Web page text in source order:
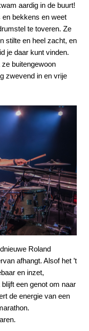
aardig in de buurt!
bekkens en weet
te toveren. Ze
stilte en heel zacht, en
je daar kunt vinden.
buitengewoon
zwevend in en vrije
Roland
afhangt. Alsof het ’t
en inzet,
een genot om naar
de energie van een